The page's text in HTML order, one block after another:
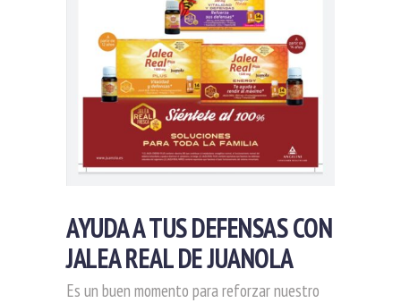
AYUDA A TUS DEFENSAS CON
JALEA REAL DE JUANOLA
Es un buen momento para reforzar nuestro